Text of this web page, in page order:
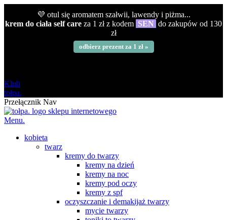
💜 otul się aromatem szałwii, lawendy i piżma...
krem do ciała self care za 1 zł z kodem SEN do zakupów od 130
zł
odbierz prezent za 1 zł »
Klub
tołpa.
Przełącznik Nav
Menu.
kobieta
twarz
kremy do twarzy
kremy na dzień
kremy na noc
kremy pod oczy
kremy z spf
oczyszczanie i demakijaż twarzy
mycie twarzy